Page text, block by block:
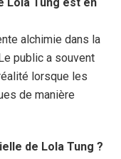
alchimie dans la
public a souvent
lorsque les
de manière
de Lola Tung ?